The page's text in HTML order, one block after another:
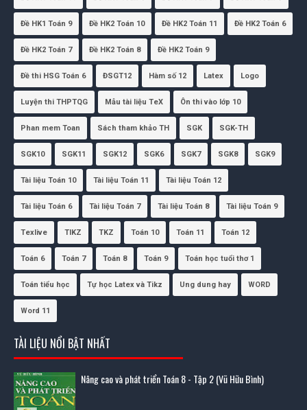
Đề HK1 Toán 9 Đề HK2 Toán 10 Đề HK2 Toán 11 Đề HK2 Toán 6
Đề HK2 Toán 7 Đề HK2 Toán 8 Đề HK2 Toán 9
Đề thi HSG Toán 6 ĐSGT12 Hàm số 12 Latex Logo
Luyện thi THPTQG Mẫu tài liệu TeX Ôn thi vào lớp 10
Phan mem Toan Sách tham khảo TH SGK SGK-TH
SGK10 SGK11 SGK12 SGK6 SGK7 SGK8 SGK9
Tài liệu Toán 10 Tài liệu Toán 11 Tài liệu Toán 12
Tài liệu Toán 6 Tài liệu Toán 7 Tài liệu Toán 8 Tài liệu Toán 9
Texlive TIKZ TKZ Toán 10 Toán 11 Toán 12
Toán 6 Toán 7 Toán 8 Toán 9 Toán học tuổi thơ 1
Toán tiểu học Tự học Latex và Tikz Ung dung hay WORD
Word 11
TÀI LIỆU NỔI BẬT NHẤT
Nâng cao và phát triển Toán 8 - Tập 2 (Vũ Hữu Bình)